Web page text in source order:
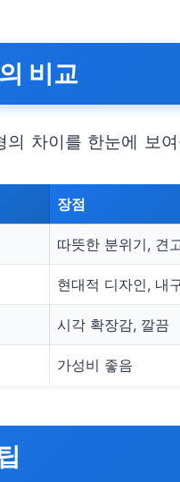
비교
차이를 한눈에 보
장점
따뜻한 분위기, 견
현대적 디자인, 내
시각 확장감, 깔끔
가성비 좋음